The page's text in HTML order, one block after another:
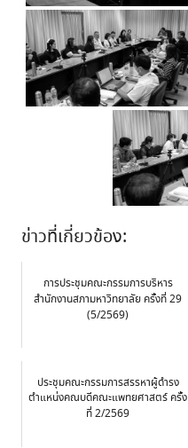
ข่าวที่เกี่ยวข้อง:
การประชุมคณะกรรมการบริหาร
สำนักงานสภามหาวิทยาลัย ครั้งที่ 29
(5/2569)
ประชุมคณะกรรมการสรรหาผู้ดำรง
ตำแหน่งคณบดีคณะแพทยศาสตร์ ครั้ง
ที่ 2/2569